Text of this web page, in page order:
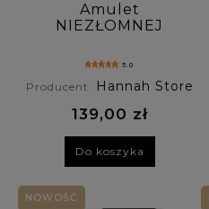
Amulet
NIEZŁOMNEJ
męska z granatu,
bronzytu i onyksu
5.0
Producent: Hannah Store
139,00 zł
Do koszyka
NOWOŚĆ